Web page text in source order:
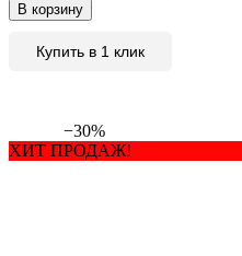
В корзину
Купить в 1 клик
−30%
ХИТ ПРОДАЖ!